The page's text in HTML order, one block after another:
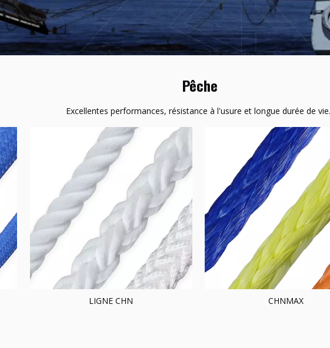
Pêche
Excellentes performances, résistance à l'usure et longue durée de vie.
LIGNE CHN CHNMAX